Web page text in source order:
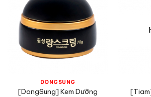
DONGSUNG
[DongSung] Kem Dưỡng